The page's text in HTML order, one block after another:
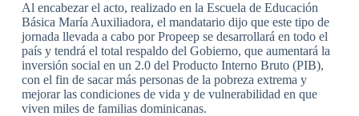
Al encabezar el acto, realizado en la Escuela de Educación
Básica María Auxiliadora, el mandatario dijo que este tipo de
jornada llevada a cabo por Propeep se desarrollará en todo el
país y tendrá el total respaldo del Gobierno, que aumentará la
inversión social en un 2.0 del Producto Interno Bruto (PIB),
con el fin de sacar más personas de la pobreza extrema y
mejorar las condiciones de vida y de vulnerabilidad en que
viven miles de familias dominicanas.